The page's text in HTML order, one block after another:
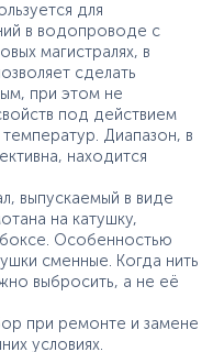
для
в водопроводе с
магистралях, в
сделать
при этом не
под действием
Диапазон, в
находится
выпускаемый в виде
на катушку,
Особенностью
сменные. Когда нить
выбросить, а не её
при ремонте и замене
условиях.